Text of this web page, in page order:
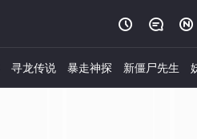
  
寻龙传说 暴走神探 新僵尸先生